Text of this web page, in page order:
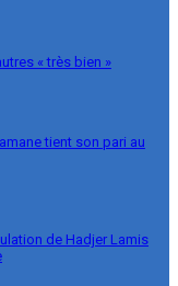
« très bien »
tient son pari au
de Hadjer Lamis